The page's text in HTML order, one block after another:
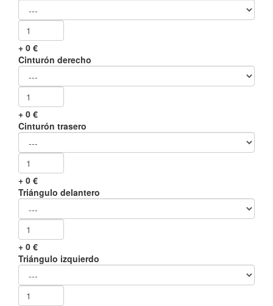
+ 0 €
Cinturón derecho
+ 0 €
Cinturón trasero
+ 0 €
Triángulo delantero
+ 0 €
Triángulo izquierdo